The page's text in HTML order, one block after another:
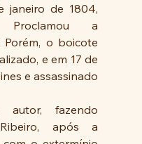
janeiro de 1804,
Proclamou a
o boicote
e em 17 de
e assassinado
autor, fazendo
após a